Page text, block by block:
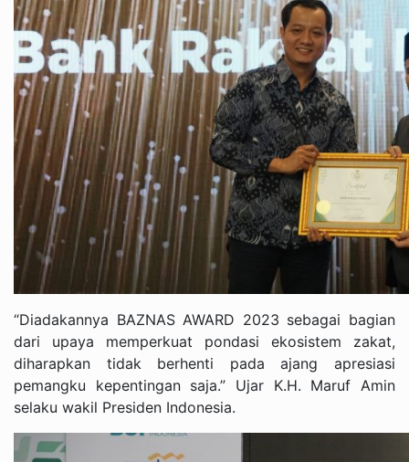
“Diadakannya BAZNAS AWARD 2023 sebagai bagian
dari upaya memperkuat pondasi ekosistem zakat,
diharapkan tidak berhenti pada ajang apresiasi
pemangku kepentingan saja.” Ujar K.H. Maruf Amin
selaku wakil Presiden Indonesia.